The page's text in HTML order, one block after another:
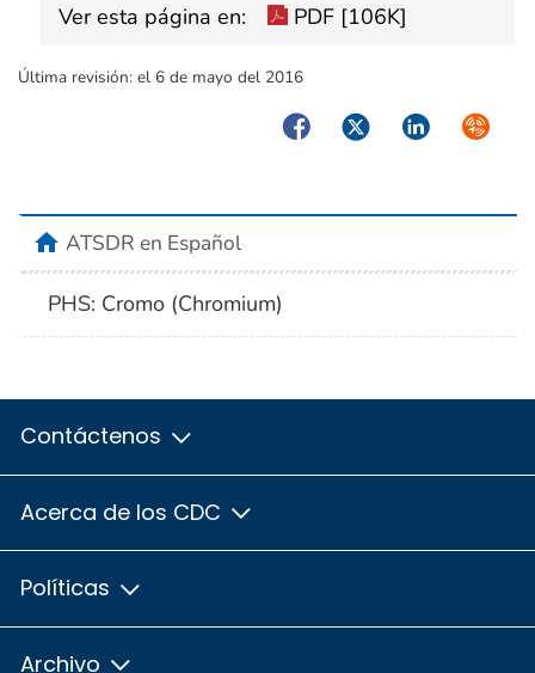
Ver esta página en: PDF [106K]
Última revisión: el 6 de mayo del 2016
FacebookTwitterLinkedIn
homeATSDR en Español
PHS: Cromo (Chromium)
Contáctenos
Acerca de los CDC
Políticas
Archivo